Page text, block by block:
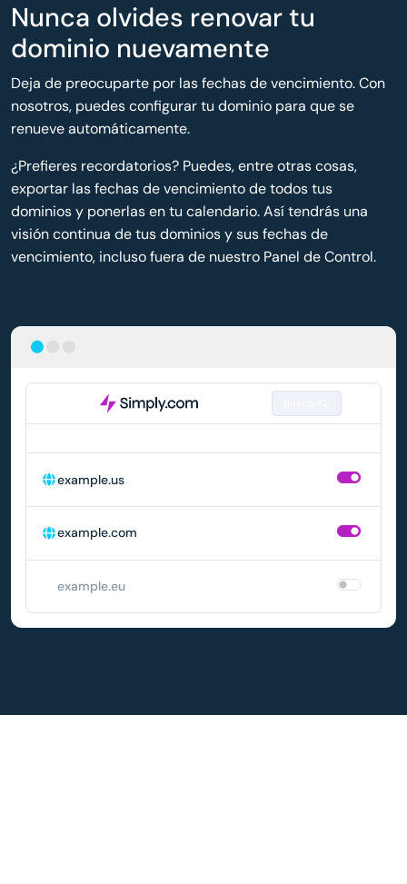
example.us
example.com
example.eu
Nunca olvides renovar tu
dominio nuevamente
Deja de preocuparte por las fechas de vencimiento. Con
nosotros, puedes configurar tu dominio para que se
renueve automáticamente.
¿Prefieres recordatorios? Puedes, entre otras cosas,
exportar las fechas de vencimiento de todos tus
dominios y ponerlas en tu calendario. Así tendrás una
visión continua de tus dominios y sus fechas de
vencimiento, incluso fuera de nuestro Panel de Control.